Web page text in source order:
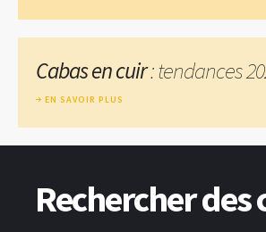
Cabas en cuir: tendances
EN SAVOIR PLUS
Rechercher des